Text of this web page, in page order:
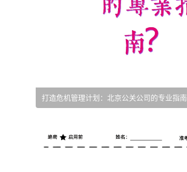
打造危机管理计划：北京公关公司的专业指南